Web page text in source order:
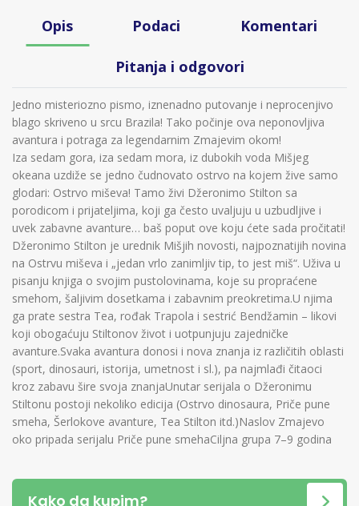
Opis Podaci Komentari
Pitanja i odgovori
Jedno misteriozno pismo, iznenadno putovanje i neprocenjivo
blago skriveno u srcu Brazila! Tako počinje ova neponovljiva
avantura i potraga za legendarnim Zmajevim okom!
Iza sedam gora, iza sedam mora, iz dubokih voda Mišjeg
okeana uzdiže se jedno čudnovato ostrvo na kojem žive samo
glodari: Ostrvo miševa! Tamo živi Džeronimo Stilton sa
porodicom i prijateljima, koji ga često uvaljuju u uzbudljive i
uvek zabavne avanture… baš poput ove koju ćete sada pročitati!
Džeronimo Stilton je urednik Mišjih novosti, najpoznatijih novina
na Ostrvu miševa i „jedan vrlo zanimljiv tip, to jest miš“. Uživa u
pisanju knjiga o svojim pustolovinama, koje su propraćene
smehom, šaljivim dosetkama i zabavnim preokretima.U njima
ga prate sestra Tea, rođak Trapola i sestrić Bendžamin – likovi
koji obogaćuju Stiltonov život i uotpunjuju zajedničke
avanture.Svaka avantura donosi i nova znanja iz različitih oblasti
(sport, dinosauri, istorija, umetnost i sl.), pa najmlađi čitaoci
kroz zabavu šire svoja znanjaUnutar serijala o Džeronimu
Stiltonu postoji nekoliko edicija (Ostrvo dinosaura, Priče pune
smeha, Šerlokove avanture, Tea Stilton itd.)Naslov Zmajevo
oko pripada serijalu Priče pune smehaCiljna grupa 7–9 godina
Kako da kupim?